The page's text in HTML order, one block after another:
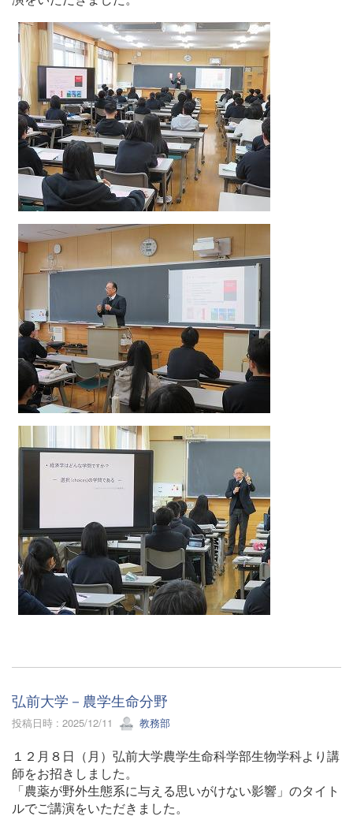
弘前大学－農学生命分野
投稿日時 : 2025/12/11 教務部
１２月８日（月）弘前大学農学生命科学部生物学科より講
師をお招きしました。
「農薬が野外生態系に与える思いがけない影響」のタイト
ルでご講演をいただきました。